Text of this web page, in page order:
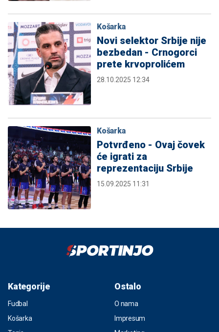
Košarka
Novi selektor Srbije nije
bezbedan - Crnogorci
prete krvoprolićem
28.10.2025 12:34
Košarka
Potvrđeno - Ovaj čovek
će igrati za
reprezentaciju Srbije
15.09.2025 11:31
Kategorije
Fudbal
Košarka
Ostalo
O nama
Impresum